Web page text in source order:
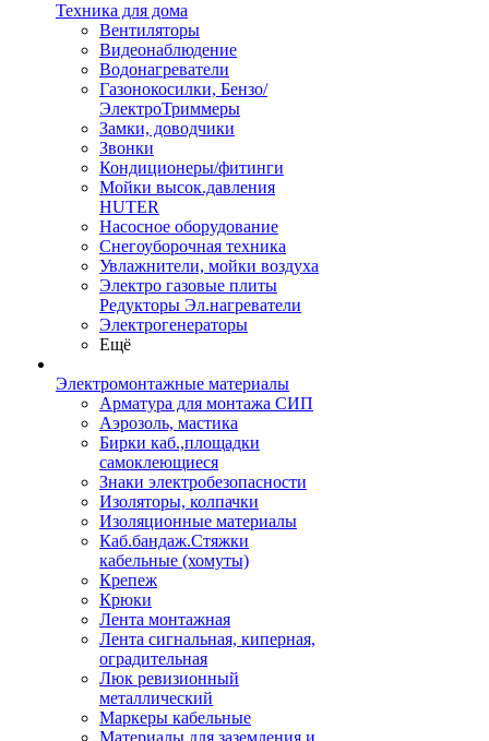
Техника для дома
Вентиляторы
Видеонаблюдение
Водонагреватели
Газонокосилки, Бензо/
ЭлектроТриммеры
Замки, доводчики
Звонки
Кондиционеры/фитинги
Мойки высок.давления
HUTER
Насосное оборудование
Снегоуборочная техника
Увлажнители, мойки воздуха
Электро газовые плиты
Редукторы Эл.нагреватели
Электрогенераторы
Ещё
Электромонтажные материалы
Арматура для монтажа СИП
Аэрозоль, мастика
Бирки каб.,площадки
самоклеющиеся
Знаки электробезопасности
Изоляторы, колпачки
Изоляционные материалы
Каб.бандаж.Стяжки
кабельные (хомуты)
Крепеж
Крюки
Лента монтажная
Лента сигнальная, киперная,
оградительная
Люк ревизионный
металлический
Маркеры кабельные